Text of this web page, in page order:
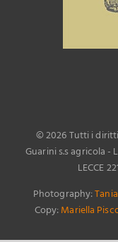
©2026 Tutti i
Guarini s.s agricola -
LECCE
Photography:
Copy:Mariella